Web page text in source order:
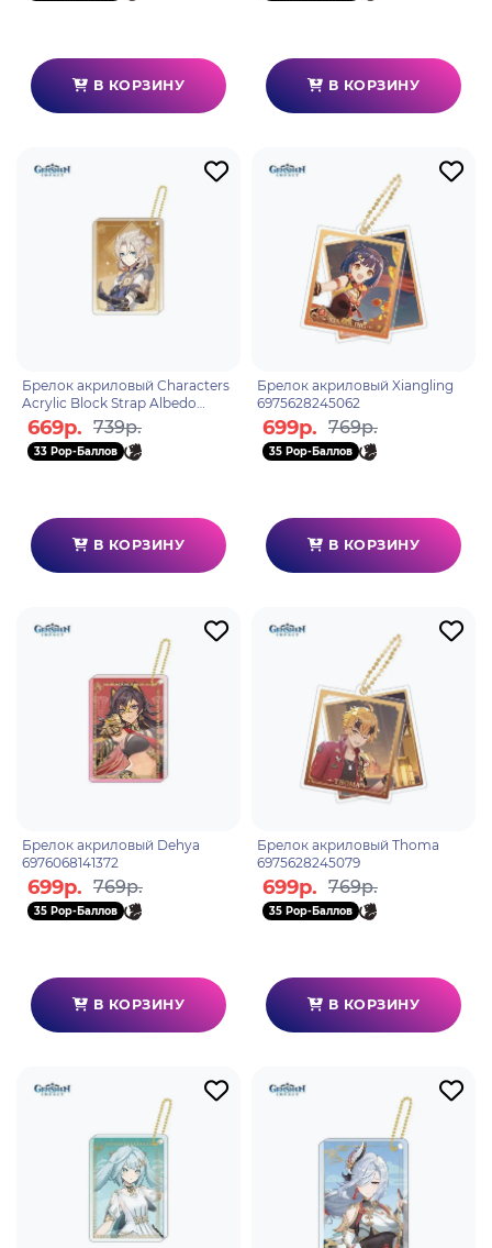
В КОРЗИНУ В КОРЗИНУ
Брелок акриловый Characters
Acrylic Block Strap Albedo
6974696611373
669р. 739р.
33 Pop-Баллов
В КОРЗИНУ
Брелок акриловый Xiangling
6975628245062
699р. 769р.
35 Pop-Баллов
В КОРЗИНУ
Брелок акриловый Dehya
6976068141372
699р. 769р.
35 Pop-Баллов
В КОРЗИНУ
Брелок акриловый Thoma
6975628245079
699р. 769р.
35 Pop-Баллов
В КОРЗИНУ